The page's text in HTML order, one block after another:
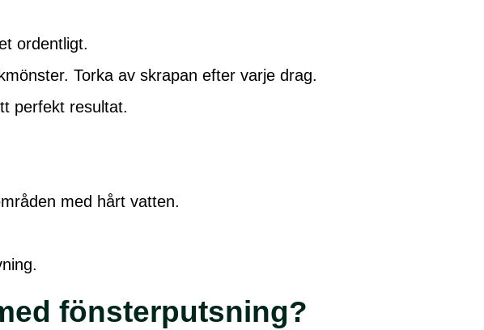
ordentligt.
Torka av skrapan efter varje drag.
perfekt resultat.
med hårt vatten.
fönsterputsning?